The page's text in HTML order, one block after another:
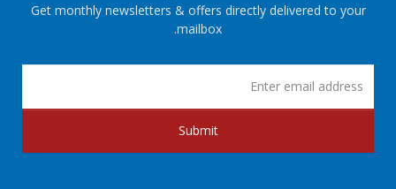
Get monthly newsletters & offers directly delivered to your
mailbox.
Submit